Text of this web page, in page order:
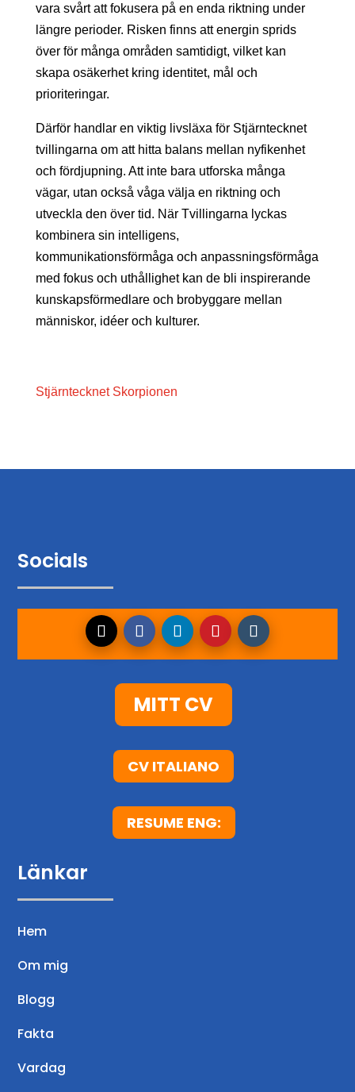
vara svårt att fokusera på en enda riktning under
längre perioder. Risken finns att energin sprids
över för många områden samtidigt, vilket kan
skapa osäkerhet kring identitet, mål och
prioriteringar.
Därför handlar en viktig livsläxa för Stjärntecknet
tvillingarna om att hitta balans mellan nyfikenhet
och fördjupning. Att inte bara utforska många
vägar, utan också våga välja en riktning och
utveckla den över tid. När Tvillingarna lyckas
kombinera sin intelligens,
kommunikationsförmåga och anpassningsförmåga
med fokus och uthållighet kan de bli inspirerande
kunskapsförmedlare och brobyggare mellan
människor, idéer och kulturer.
Stjärntecknet Skorpionen
Socials
MITT CV
CV ITALIANO
RESUME ENG:
Länkar
Hem
Om mig
Blogg
Fakta
Vardag